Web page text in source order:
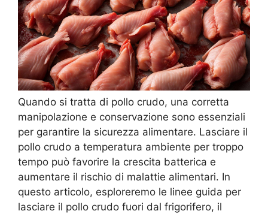
Quando si tratta di pollo crudo, una corretta
manipolazione e conservazione sono essenziali
per garantire la sicurezza alimentare. Lasciare il
pollo crudo a temperatura ambiente per troppo
tempo può favorire la crescita batterica e
aumentare il rischio di malattie alimentari. In
questo articolo, esploreremo le linee guida per
lasciare il pollo crudo fuori dal frigorifero, il